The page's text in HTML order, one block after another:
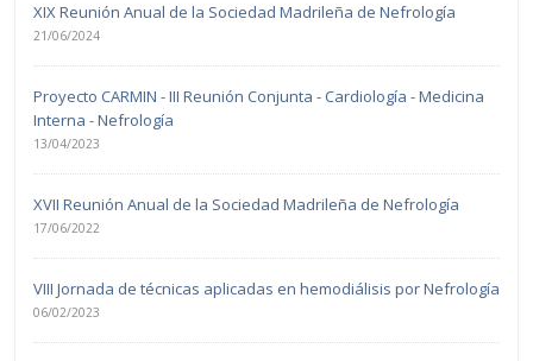
XIX Reunión Anual de la Sociedad Madrileña de Nefrología
21/06/2024
Proyecto CARMIN - III Reunión Conjunta - Cardiología - Medicina
Interna - Nefrología
13/04/2023
XVII Reunión Anual de la Sociedad Madrileña de Nefrología
17/06/2022
VIII Jornada de técnicas aplicadas en hemodiálisis por Nefrología
06/02/2023